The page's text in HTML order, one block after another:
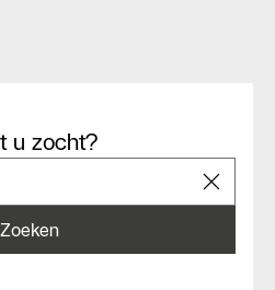
u zocht?
Zoeken